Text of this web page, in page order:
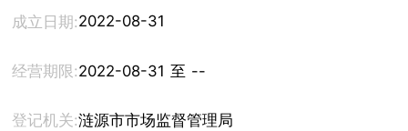
成立日期:2022-08-31
经营期限: 2022-08-31 至 --
登记机关:涟源市市场监督管理局